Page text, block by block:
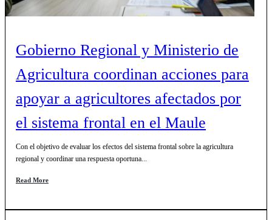
Gobierno Regional y Ministerio de
Agricultura coordinan acciones para
apoyar a agricultores afectados por
el sistema frontal en el Maule
Con el objetivo de evaluar los efectos del sistema frontal sobre la agricultura
regional y coordinar una respuesta oportuna...
Read More